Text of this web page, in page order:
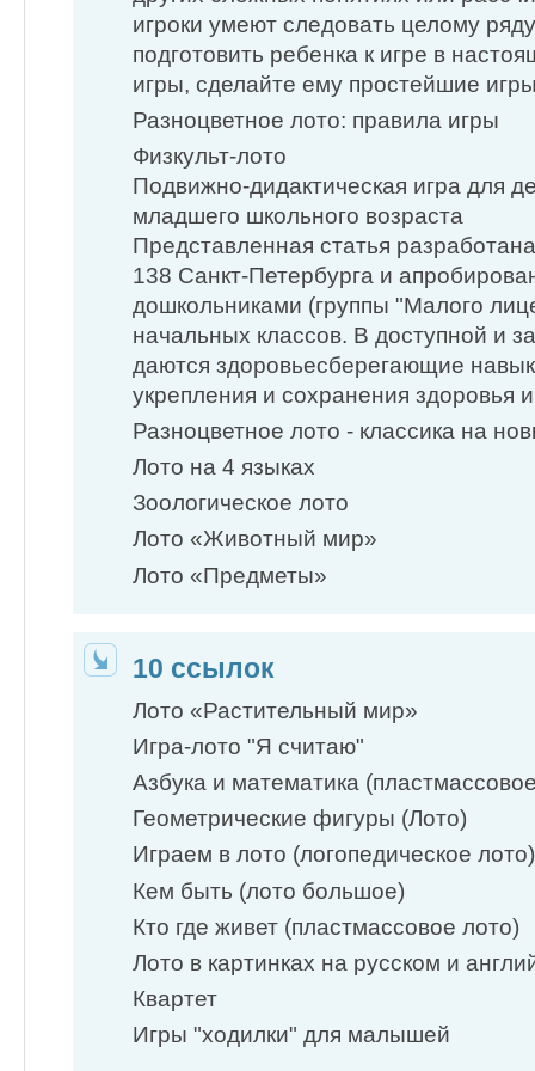
игроки умеют следовать целому
подготовить ребенка к игре в
игры, сделайте ему простейшие
Разноцветное лото: правила игры
Физкульт-лото
Подвижно-дидактическая игра для
младшего школьного возраста
Представленная статья
138 Санкт-Петербурга и
дошкольниками (группы "Малого
начальных классов. В доступной и
даются здоровьесберегающие
укрепления и сохранения здоровья
Разноцветное лото - классика на
Лото на 4 языках
Зоологическое лото
Лото «Животный мир»
Лото «Предметы»
10 ссылок
Лото «Растительный мир»
Игра-лото "Я считаю"
Азбука и математика
Геометрические фигуры (Лото)
Играем в лото (логопедическое лото)
Кем быть (лото большое)
Кто где живет (пластмассовое лото)
Лото в картинках на русском и
Квартет
Игры "ходилки" для малышей